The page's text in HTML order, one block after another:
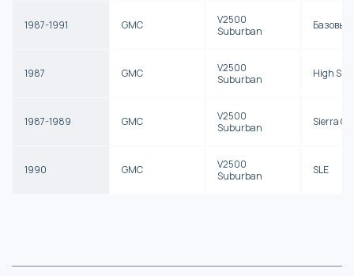
1987-1991 GMC
V2500
Suburban
Базовый
1987 GMC
V2500
Suburban
High
1987-1989 GMC
V2500
Suburban
Sierra
1990 GMC
V2500
Suburban
SLE